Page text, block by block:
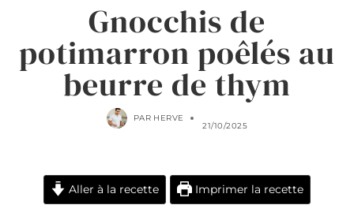
Gnocchis de
potimarron poêlés au
beurre de thym
PAR HERVE
21/10/2025
Aller à la recette Imprimer la recette